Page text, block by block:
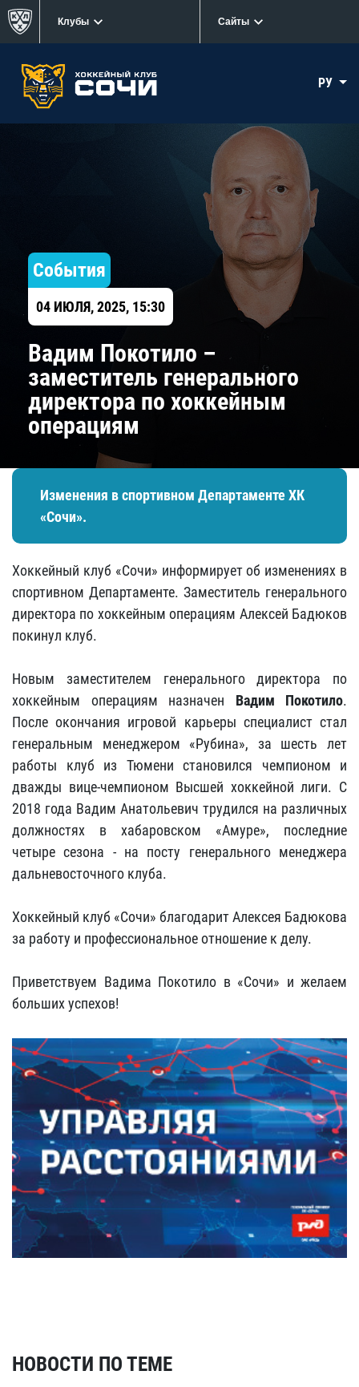
Клубы Сайты
РУ
События
04 ИЮЛЯ, 2025, 15:30
Вадим Покотило –
заместитель генерального
директора по хоккейным
операциям
Изменения в спортивном Департаменте ХК
«Сочи».
Хоккейный клуб «Сочи» информирует об изменениях в
спортивном Департаменте. Заместитель генерального
директора по хоккейным операциям Алексей Бадюков
покинул клуб.
Новым заместителем генерального директора по
хоккейным операциям назначен Вадим Покотило.
После окончания игровой карьеры специалист стал
генеральным менеджером «Рубина», за шесть лет
работы клуб из Тюмени становился чемпионом и
дважды вице-чемпионом Высшей хоккейной лиги. С
2018 года Вадим Анатольевич трудился на различных
должностях в хабаровском «Амуре», последние
четыре сезона - на посту генерального менеджера
дальневосточного клуба.
Хоккейный клуб «Сочи» благодарит Алексея Бадюкова
за работу и профессиональное отношение к делу.
Приветствуем Вадима Покотило в «Сочи» и желаем
больших успехов!
НОВОСТИ ПО ТЕМЕ